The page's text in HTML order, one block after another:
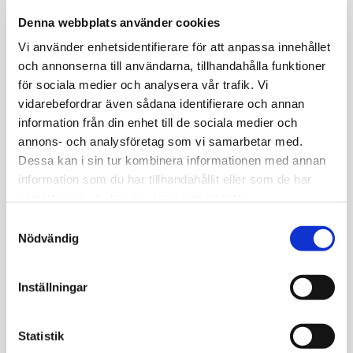
Denna webbplats använder cookies
Vi använder enhetsidentifierare för att anpassa innehållet
och annonserna till användarna, tillhandahålla funktioner
för sociala medier och analysera vår trafik. Vi
vidarebefordrar även sådana identifierare och annan
information från din enhet till de sociala medier och
annons- och analysföretag som vi samarbetar med.
Dessa kan i sin tur kombinera informationen med annan
information som du har tillhandahållit eller som de har
Nödvändig
Inställningar
Statistik
VÅRA STORSÄLJARE ANITA & JOHAN
BESÖK UTSTÄLLNINGEN MED